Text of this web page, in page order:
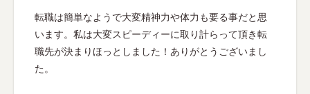
転職は簡単なようで大変精神力や体力も要る事だと思
います。私は大変スピーディーに取り計らって頂き転
職先が決まりほっとしました！ありがとうございまし
た。